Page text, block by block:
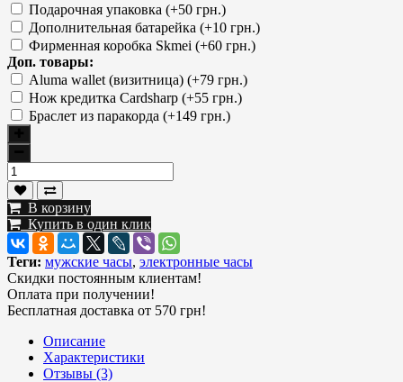
Подарочная упаковка (+50 грн.)
Дополнительная батарейка (+10 грн.)
Фирменная коробка Skmei (+60 грн.)
Доп. товары:
Aluma wallet (визитница) (+79 грн.)
Нож кредитка Cardsharp (+55 грн.)
Браслет из паракорда (+149 грн.)
В корзину
Купить в один клик
Теги: мужские часы, электронные часы
Скидки постоянным клиентам!
Оплата при получении!
Бесплатная доставка от 570 грн!
Описание
Характеристики
Отзывы (3)